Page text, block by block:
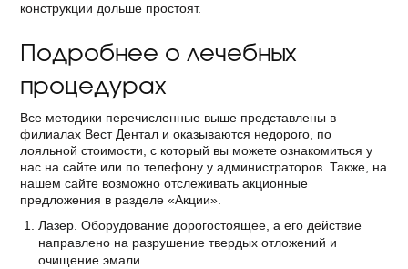
конструкции дольше простоят.
Подробнее о лечебных
процедурах
Все методики перечисленные выше представлены в
филиалах Вест Дентал и оказываются недорого, по
лояльной стоимости, с который вы можете ознакомиться у
нас на сайте или по телефону у администраторов. Также, на
нашем сайте возможно отслеживать акционные
предложения в разделе «Акции».
Лазер. Оборудование дорогостоящее, а его действие
направлено на разрушение твердых отложений и
очищение эмали.